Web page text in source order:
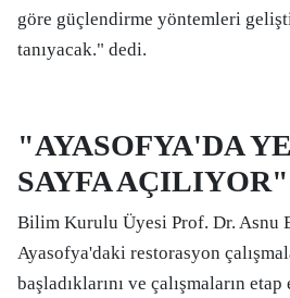
göre güçlendirme yöntemleri
tanıyacak." dedi.
"AYASOFYA'DA
SAYFA AÇILIYOR"
Bilim Kurulu Üyesi Prof. Dr. Asnu
Ayasofya'daki restorasyon
başladıklarını ve çalışmaların